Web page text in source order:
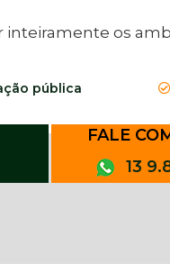
inteiramente os
pública
FALE
13